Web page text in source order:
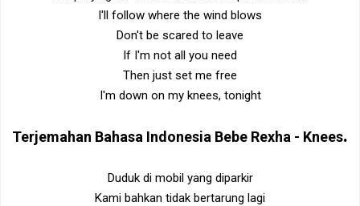
I'll follow where the wind blows
Don't be scared to leave
If I'm not all you need
Then just set me free
I'm down on my knees, tonight
Terjemahan Bahasa Indonesia Bebe Rexha - Knees.
Duduk di mobil yang diparkir
Kami bahkan tidak bertarung lagi